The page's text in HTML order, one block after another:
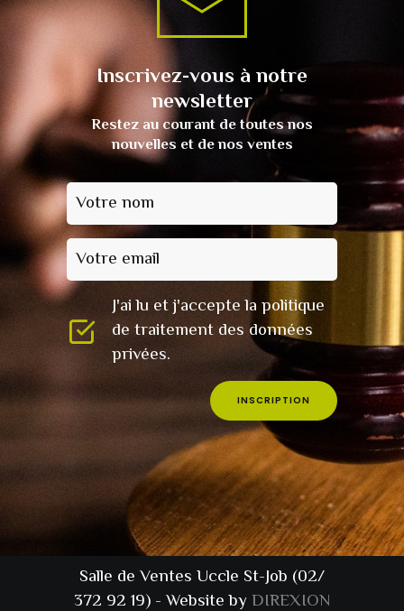
Inscrivez-vous à notre
newsletter
Restez au courant de toutes nos
nouvelles et de nos ventes
Votre nom
Votre email
J'ai lu et j'accepte la politique
de traitement des données
privées.
INSCRIPTION
Salle de Ventes Uccle St-Job (02/
372 92 19) - Website by DIREXION